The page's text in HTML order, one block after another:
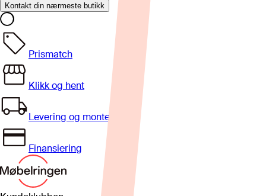
Kontakt din nærmeste butikk
Prismatch
Klikk og hent
Levering og montering
Finansiering